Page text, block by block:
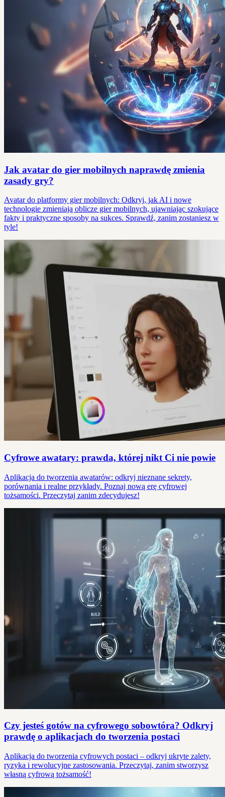
Jak avatar do gier mobilnych naprawdę zmienia
zasady gry?
Avatar do platformy gier mobilnych: Odkryj, jak AI i nowe
technologie zmieniają oblicze gier mobilnych, ujawniając szokujące
fakty i praktyczne sposoby na sukces. Sprawdź, zanim zostaniesz w
tyle!
Cyfrowe awatary: prawda, której nikt Ci nie powie
Aplikacja do tworzenia awatarów: odkryj nieznane sekrety,
porównania i realne przykłady. Poznaj nową erę cyfrowej
tożsamości. Przeczytaj zanim zdecydujesz!
Czy jesteś gotów na cyfrowego sobowtóra? Odkryj
prawdę o aplikacjach do tworzenia postaci
Aplikacja do tworzenia cyfrowych postaci – odkryj ukryte zalety,
ryzyka i rewolucyjne zastosowania. Przeczytaj, zanim stworzysz
własną cyfrową tożsamość!